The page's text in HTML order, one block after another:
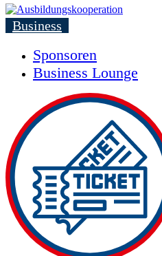
Business
Sponsoren
Business Lounge